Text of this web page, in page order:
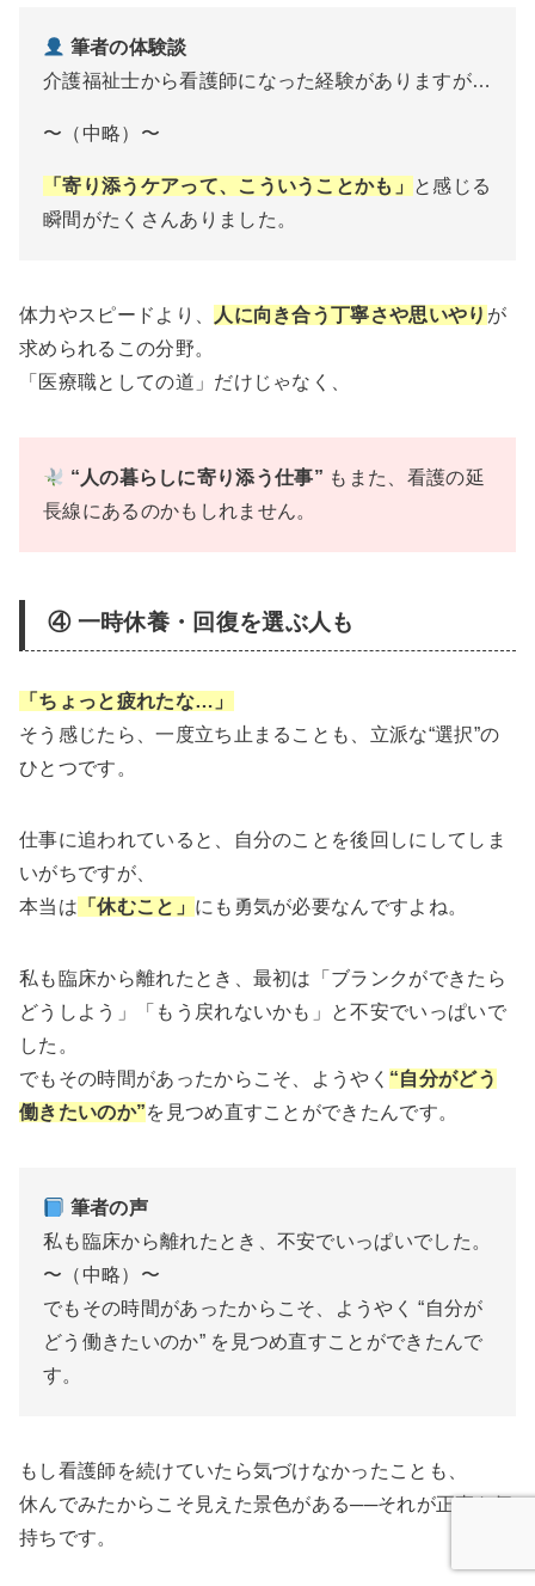
筆者の体験談
介護福祉士から看護師になった経験がありますが…
〜（中略）〜
「寄り添うケアって、こういうことかも」
と感じる
瞬間がたくさんありました。
体力やスピードより、 人に向き合う丁寧さや思いやり が
求められるこの分野。
「医療職としての道」だけじゃなく、
“人の暮らしに寄り添う仕事” もまた、看護の延
長線にあるのかもしれません。
④ 一時休養・回復を選ぶ人も
「ちょっと疲れたな…」
そう感じたら、一度立ち止まることも、立派な“選択”の
ひとつです。
仕事に追われていると、自分のことを後回しにしてしま
いがちですが、
本当は 「休むこと」 にも勇気が必要なんですよね。
私も臨床から離れたとき、最初は「ブランクができたら
どうしよう」「もう戻れないかも」と不安でいっぱいで
した。
でもその時間があったからこそ、ようやく “自分がどう
働きたいのか”を見つめ直すことができたんです。
筆者の声
私も臨床から離れたとき、不安でいっぱいでした。
〜（中略）〜
でもその時間があったからこそ、ようやく “自分が
どう働きたいのか” を見つめ直すことができたんで
す。
もし看護師を続けていたら気づけなかったことも、
休んでみたからこそ見えた景色がある──それが正直な気
持ちです。